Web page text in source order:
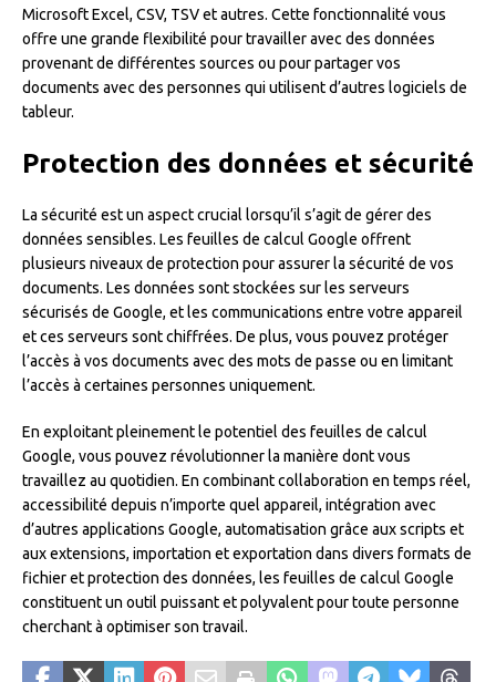
Microsoft Excel, CSV, TSV et autres. Cette fonctionnalité vous
offre une grande flexibilité pour travailler avec des données
provenant de différentes sources ou pour partager vos
documents avec des personnes qui utilisent d’autres logiciels de
tableur.
Protection des données et sécurité
La sécurité est un aspect crucial lorsqu’il s’agit de gérer des
données sensibles. Les feuilles de calcul Google offrent
plusieurs niveaux de protection pour assurer la sécurité de vos
documents. Les données sont stockées sur les serveurs
sécurisés de Google, et les communications entre votre appareil
et ces serveurs sont chiffrées. De plus, vous pouvez protéger
l’accès à vos documents avec des mots de passe ou en limitant
l’accès à certaines personnes uniquement.
En exploitant pleinement le potentiel des feuilles de calcul
Google, vous pouvez révolutionner la manière dont vous
travaillez au quotidien. En combinant collaboration en temps réel,
accessibilité depuis n’importe quel appareil, intégration avec
d’autres applications Google, automatisation grâce aux scripts et
aux extensions, importation et exportation dans divers formats de
fichier et protection des données, les feuilles de calcul Google
constituent un outil puissant et polyvalent pour toute personne
cherchant à optimiser son travail.